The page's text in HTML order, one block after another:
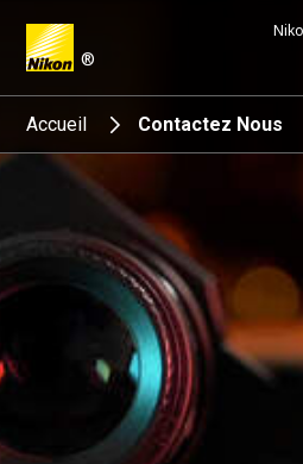
®
Search keyword(s)
Accueil Contactez Nous